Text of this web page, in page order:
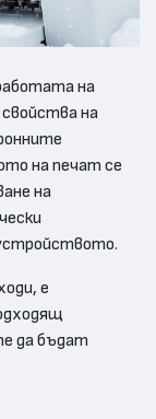
на
на
на печат се
на
е
да бъдат